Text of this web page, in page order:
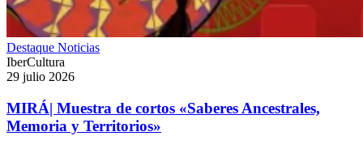
Destaque Noticias
IberCultura
29 julio 2026
MIRÁ| Muestra de cortos «Saberes Ancestrales,
Memoria y Territorios»